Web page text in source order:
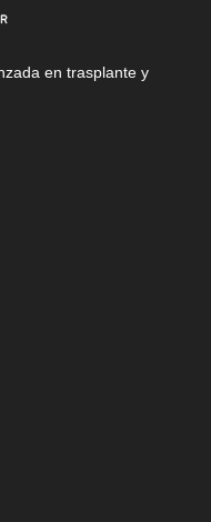
en trasplante y